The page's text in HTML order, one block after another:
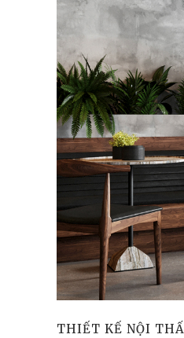
THIẾT KẾ NỘI